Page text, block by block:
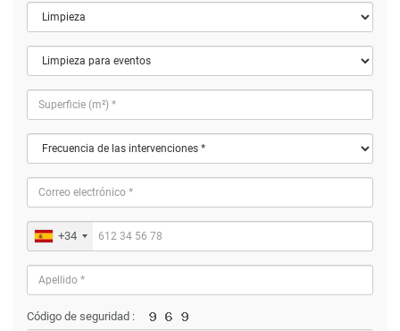
+34
Código de seguridad :